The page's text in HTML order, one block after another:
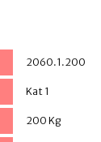
2060.1.200
Kat 1
200 Kg